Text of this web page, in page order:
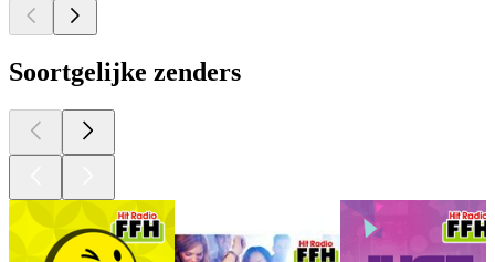
Soortgelijke zenders